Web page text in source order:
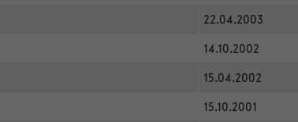
22.04.2003
14.10.2002
15.04.2002
15.10.2001